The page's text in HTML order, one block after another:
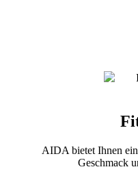
AIDA bietet Ihnen
Geschmack